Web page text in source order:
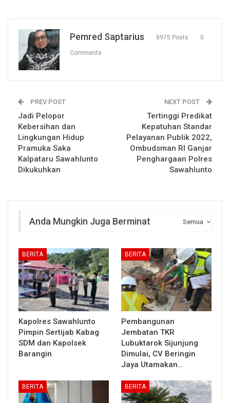
Pemred Saptarius 8975 Posts 0
Comments
PREV POST
Jadi Pelopor
Kebersihan dan
Lingkungan Hidup
Pramuka Saka
Kalpataru Sawahlunto
Dikukuhkan
NEXT POST
Tertinggi Predikat
Kepatuhan Standar
Pelayanan Publik 2022,
Ombudsman RI Ganjar
Penghargaan Polres
Sawahlunto
Semua
Anda Mungkin Juga Berminat
BERITA
Kapolres Sawahlunto
Pimpin Sertijab Kabag
SDM dan Kapolsek
Barangin
BERITA
Pembangunan
Jembatan TKR
Lubuktarok Sijunjung
Dimulai, CV Beringin
Jaya Utamakan…
BERITA BERITA